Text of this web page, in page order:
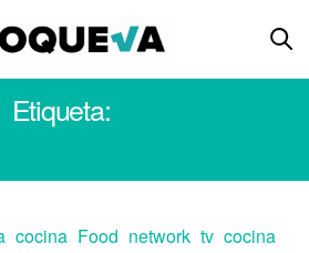
Etiqueta: